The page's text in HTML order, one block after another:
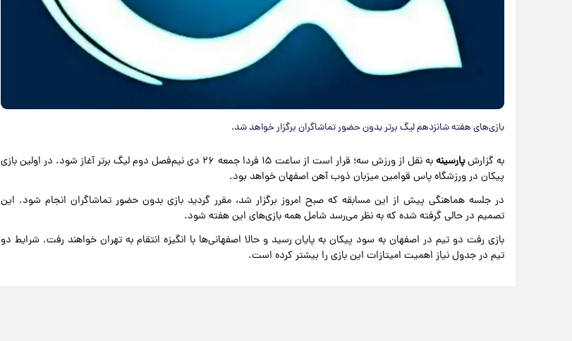
بازی‌های هفته شانزدهم لیگ برتر بدون حضور تماشاگران برگزار خواهد شد.
به گزارشپارسینه
به نقل از ورزش سه؛ قرار است از ساعت ۱۵ فردا جمعه ۲۶ دی نیم‌فصل دوم لیگ برتر آغاز شود. در اولین بازی
پیکان در ورزشگاه پاس قوامین میزبان ذوب آهن اصفهان خواهد بود.
در جلسه هماهنگی پیش از این مسابقه که صبح امروز برگزار شد، مقرر گردید بازی بدون حضور تماشاگران انجام شود. این
تصمیم در حالی گرفته شده که به نظر می‌رسد شامل همه بازی‌های این هفته شود.
بازی رفت دو تیم در اصفهان به سود پیکان به پایان رسید و حالا اصفهانی‌ها با انگیزه انتقام به تهران خواهند رفت. شرایط دو
تیم در جدول نیاز اهمیت امیتازات این بازی را بیشتر کرده است.